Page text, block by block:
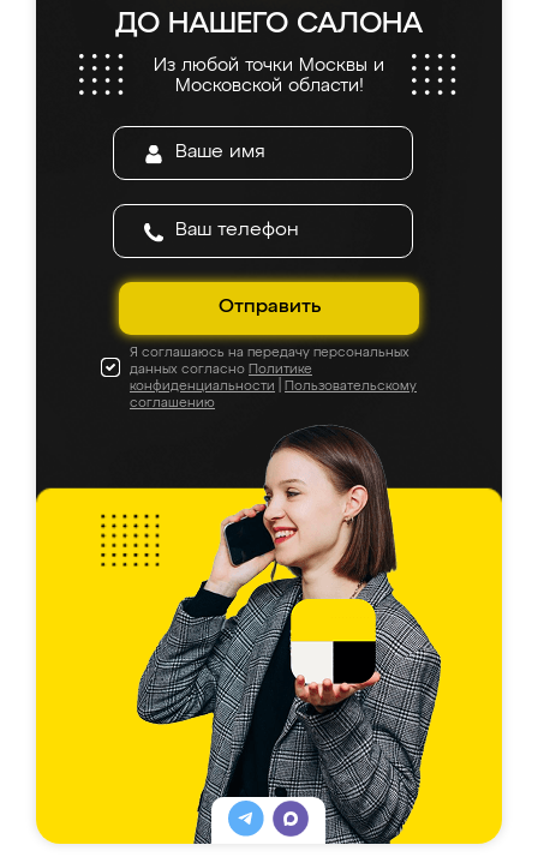
ДО НАШЕГО САЛОНА
Из любой точки Москвы и
Московской области!
Отправить
Я соглашаюсь на передачу персональных
данных согласно Политике
конфиденциальности
Пользовательскому
соглашению